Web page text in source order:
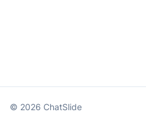
© 2026 ChatSlide